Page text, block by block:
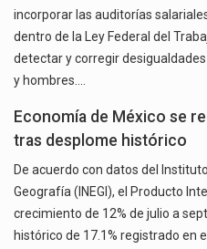
incorporar las auditorías
dentro de la Ley Federal del
detectar y corregir
y hombres.…
Economía de México se
tras desplome histórico
De acuerdo con datos del
Geografía (INEGI), el Producto
crecimiento de 12% de julio a
histórico de 17.1% registrado en